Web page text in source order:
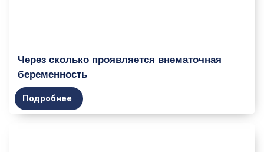
Через сколько проявляется внематочная
беременность
Подробнее